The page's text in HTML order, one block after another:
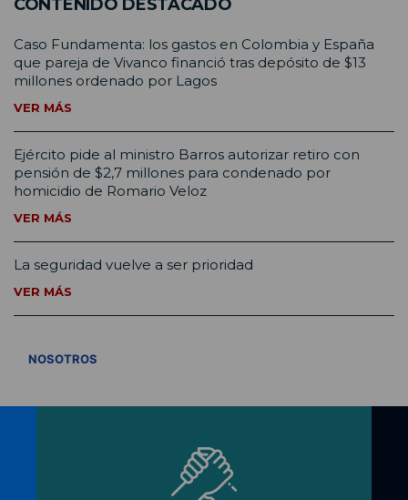
CONTENIDO DESTACADO
Caso Fundamenta: los gastos en Colombia y España
que pareja de Vivanco financió tras depósito de $13
millones ordenado por Lagos
VER MÁS
Ejército pide al ministro Barros autorizar retiro con
pensión de $2,7 millones para condenado por
homicidio de Romario Veloz
VER MÁS
La seguridad vuelve a ser prioridad
VER MÁS
NOSOTROS